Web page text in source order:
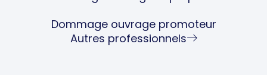
Dommage ouvrage promoteur
Autres professionnels